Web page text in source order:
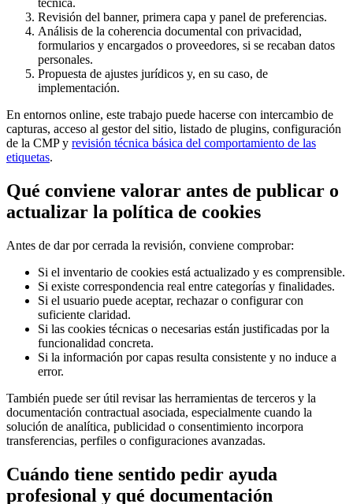
técnica.
Revisión del banner, primera capa y panel de preferencias.
Análisis de la coherencia documental con privacidad,
formularios y encargados o proveedores, si se recaban datos
personales.
Propuesta de ajustes jurídicos y, en su caso, de
implementación.
En entornos online, este trabajo puede hacerse con intercambio de
capturas, acceso al gestor del sitio, listado de plugins, configuración
de la CMP y revisión técnica básica del comportamiento de las
etiquetas.
Qué conviene valorar antes de publicar o
actualizar la política de cookies
Antes de dar por cerrada la revisión, conviene comprobar:
Si el inventario de cookies está actualizado y es comprensible.
Si existe correspondencia real entre categorías y finalidades.
Si el usuario puede aceptar, rechazar o configurar con
suficiente claridad.
Si las cookies técnicas o necesarias están justificadas por la
funcionalidad concreta.
Si la información por capas resulta consistente y no induce a
error.
También puede ser útil revisar las herramientas de terceros y la
documentación contractual asociada, especialmente cuando la
solución de analítica, publicidad o consentimiento incorpora
transferencias, perfiles o configuraciones avanzadas.
Cuándo tiene sentido pedir ayuda
profesional y qué documentación